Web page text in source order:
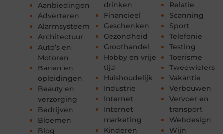
Aanbiedingen
Adverteren
Alarmsysteem
Architectuur
Auto’s en
Motoren
Banen en
opleidingen
Beauty en
verzorging
Bedrijven
Bloemen
Blog
drinken
Financieel
Geschenken
Gezondheid
Groothandel
Hobby en vrije
tijd
Huishoudelijk
Industrie
Internet
Internet
marketing
Kinderen
Relatie
Scanning
Sport
Telefonie
Testing
Toerisme
Tweewielers
Vakantie
Verbouwen
Vervoer en
transport
Webdesign
Wijn